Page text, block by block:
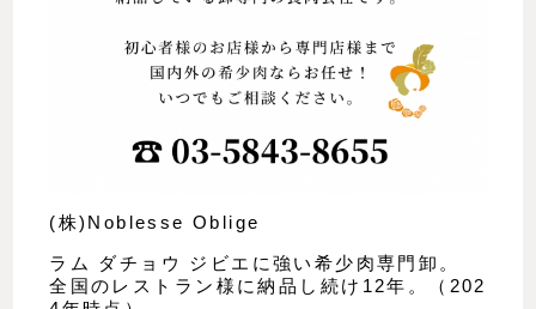
(株)Noblesse Oblige
ラム ダチョウ ジビエに強い希少肉専門卸。
全国のレストラン様に納品し続け12年。（202